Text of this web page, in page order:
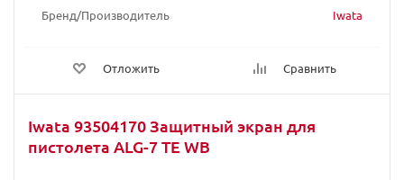
Бренд/Производитель Iwata
Отложить Сравнить
Iwata 93504170 Защитный экран для
пистолета ALG-7 TE WB